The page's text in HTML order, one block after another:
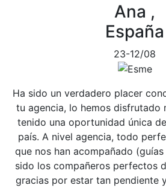
Ana ,
España
23-12/08
Ha sido un verdadero placer
tu agencia, lo hemos disfrutado
tenido una oportunidad única
país. A nivel agencia, todo
que nos han acompañado
sido los compañeros perfectos
gracias por estar tan pendiente